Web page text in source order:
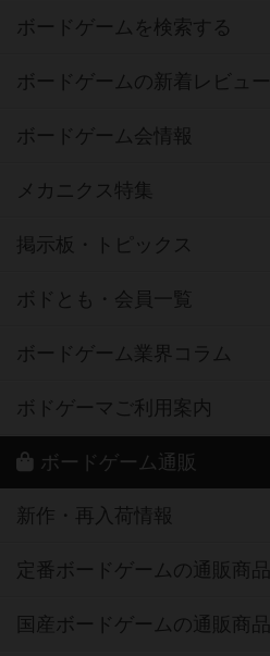
ボードゲームを検索する
ボードゲームの新着レビュー
ボードゲーム会情報
メカニクス特集
掲示板・トピックス
ボドとも・会員一覧
ボードゲーム業界コラム
ボドゲーマご利用案内
ボードゲーム通販
新作・再入荷情報
定番ボードゲームの通販商品
国産ボードゲームの通販商品